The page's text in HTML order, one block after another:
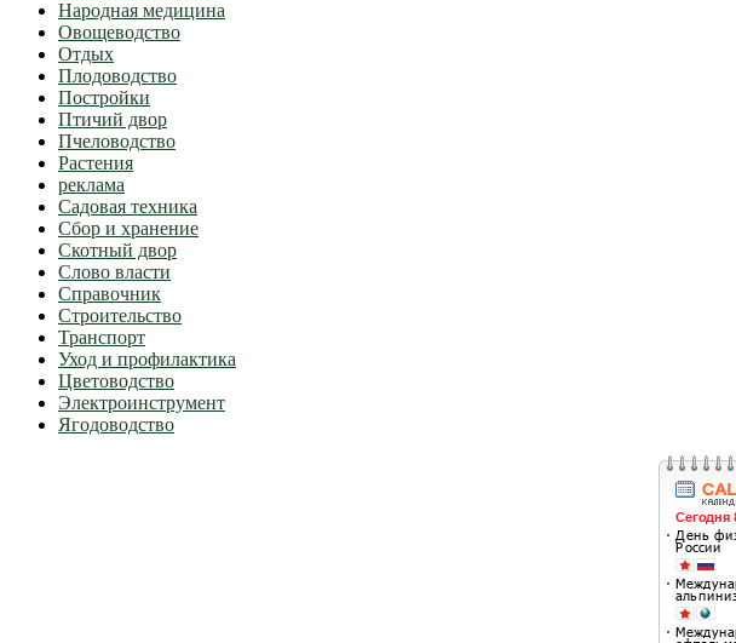
Народная медицина
Овощеводство
Отдых
Плодоводство
Постройки
Птичий двор
Пчеловодство
Растения
реклама
Садовая техника
Сбор и хранение
Скотный двор
Слово власти
Справочник
Строительство
Транспорт
Уход и профилактика
Цветоводство
Электроинструмент
Ягодоводство